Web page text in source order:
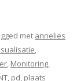
met annelies
,
, Monitoring,
, pd, plaats